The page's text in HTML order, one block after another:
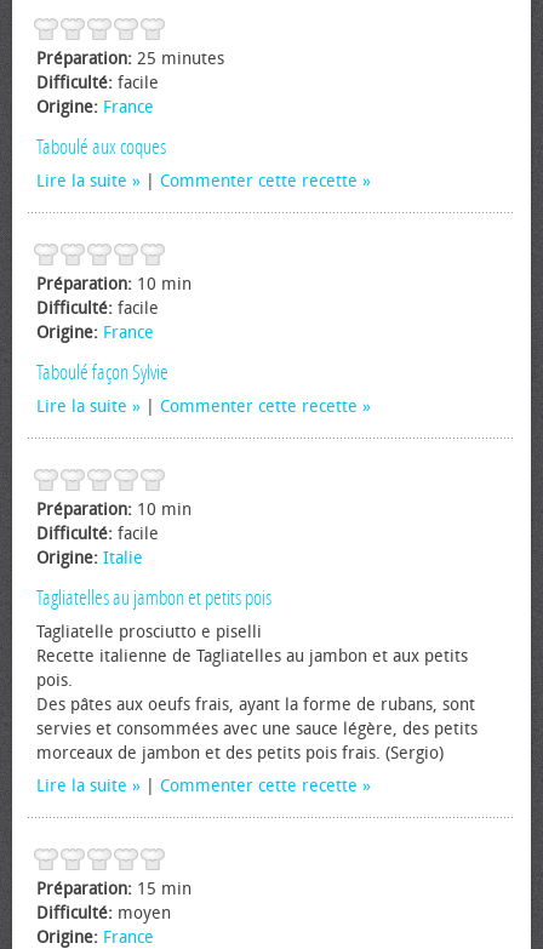
Préparation: 25 minutes
Difficulté: facile
Origine: France
Taboulé aux coques
Lire la suite Commenter cette recette
Préparation: 10 min
Difficulté: facile
Origine: France
Taboulé façon Sylvie
Lire la suite Commenter cette recette
Préparation: 10 min
Difficulté: facile
Origine: Italie
Tagliatelles au jambon et petits pois
Tagliatelle prosciutto e piselli
Recette italienne de Tagliatelles au jambon et aux petits
pois.
Des pâtes aux œufs frais, ayant la forme de rubans, sont
servies et consommées avec une sauce légère, des petits
morceaux de jambon et des petits pois frais. (Sergio)
Lire la suite
Commenter cette recette
Préparation: 15 min
Difficulté: moyen
Origine: France